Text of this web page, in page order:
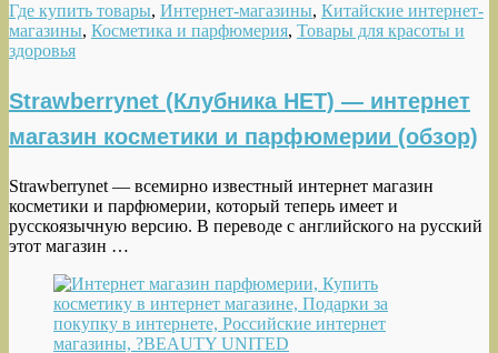
Где купить товары, Интернет-магазины, Китайские интернет-
магазины, Косметика и парфюмерия, Товары для красоты и
здоровья
Strawberrynet (Клубника НЕТ) — интернет
магазин косметики и парфюмерии (обзор)
Strawberrynet — всемирно известный интернет магазин
косметики и парфюмерии, который теперь имеет и
русскоязычную версию. В переводе с английского на русский
этот магазин …